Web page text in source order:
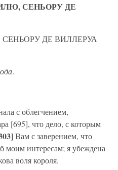
СЕНЬОРУ ДЕ
ДЕ ВИЛЛЕРУА
.
с облегчением,
[695], что дело, с которым
Вам с заверением, что
моим интересам; я убеждена
воля короля.